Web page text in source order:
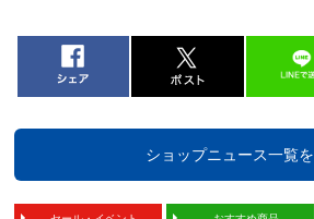
ショップニュース一覧